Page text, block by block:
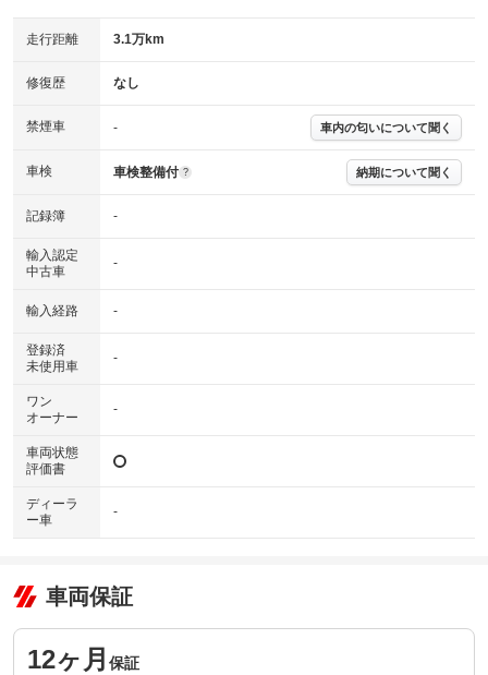
走行距離 3.1万km
修復歴 なし
禁煙車 - 車内の匂いについて聞く
車検 車検整備付 ? 納期について聞く
記録簿 -
輸入認定
中古車
-
輸入経路 -
登録済
未使用車
-
ワン
オーナー
-
車両状態
評価書
ディーラ
ー車
-
車両保証
12ヶ月 保証